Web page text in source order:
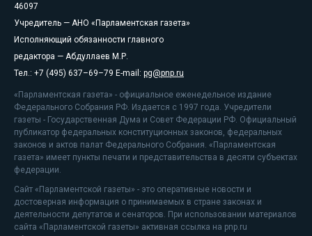
46097
Учредитель — АНО «Парламентская газета»
Исполняющий обязанности главного
редактора — Абдуллаев М.Р.
Тел.: +7 (495) 637–69–79 E-mail: pg@pnp.ru
«Парламентская газета» - официальное еженедельное издание
Федерального Собрания РФ. Издается с 1997 года. Учредители
газеты - Государственная Дума и Совет Федерации РФ. Официальный
публикатор федеральных конституционных законов, федеральных
законов и актов палат Федерального Собрания. «Парламентская
газета» имеет пункты печати и представительства в десяти субъектах
федерации.
Сайт «Парламентской газеты» - это оперативные новости и
достоверная информация о принимаемых в стране законах и
деятельности депутатов и сенаторов. При использовании материалов
сайта «Парламентской газеты» активная ссылка на pnp.ru